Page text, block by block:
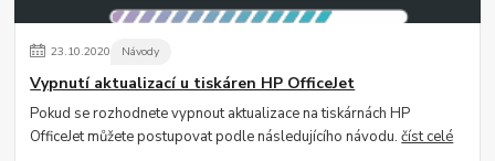
23.10.2020 Návody
Vypnutí aktualizací u tiskáren HP OfficeJet
Pokud se rozhodnete vypnout aktualizace na tiskárnách HP
OfficeJet můžete postupovat podle následujícího návodu.číst celé